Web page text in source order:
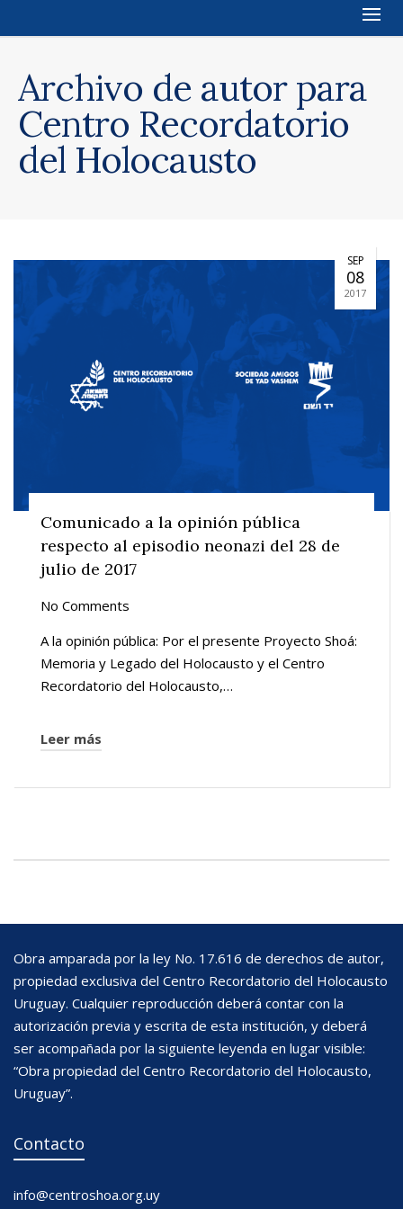
Archivo de autor para
Centro Recordatorio
del Holocausto
SEP
08
2017
Comunicado a la opinión pública
respecto al episodio neonazi del 28 de
julio de 2017
No Comments
A la opinión pública: Por el presente Proyecto Shoá:
Memoria y Legado del Holocausto y el Centro
Recordatorio del Holocausto,…
Leer más
Obra amparada por la ley No. 17.616 de derechos de autor,
propiedad exclusiva del Centro Recordatorio del Holocausto
Uruguay. Cualquier reproducción deberá contar con la
autorización previa y escrita de esta institución, y deberá
ser acompañada por la siguiente leyenda en lugar visible:
“Obra propiedad del Centro Recordatorio del Holocausto,
Uruguay”.
Contacto
info@centroshoa.org.uy